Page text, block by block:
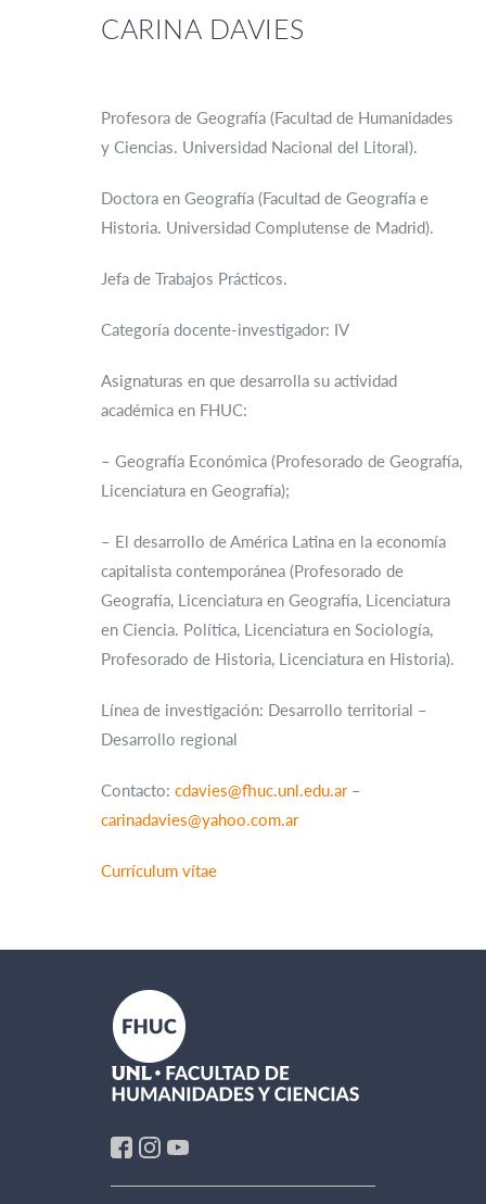
CARINA DAVIES
Profesora de Geografía (Facultad de Humanidades
y Ciencias. Universidad Nacional del Litoral).
Doctora en Geografía (Facultad de Geografía e
Historia. Universidad Complutense de Madrid).
Jefa de Trabajos Prácticos.
Categoría docente-investigador: IV
Asignaturas en que desarrolla su actividad
académica en FHUC:
– Geografía Económica (Profesorado de Geografía,
Licenciatura en Geografía);
– El desarrollo de América Latina en la economía
capitalista contemporánea (Profesorado de
Geografía, Licenciatura en Geografía, Licenciatura
en Ciencia. Política, Licenciatura en Sociología,
Profesorado de Historia, Licenciatura en Historia).
Línea de investigación: Desarrollo territorial –
Desarrollo regional
Contacto: cdavies@fhuc.unl.edu.ar–
carinadavies@yahoo.com.ar
Currículum vítae